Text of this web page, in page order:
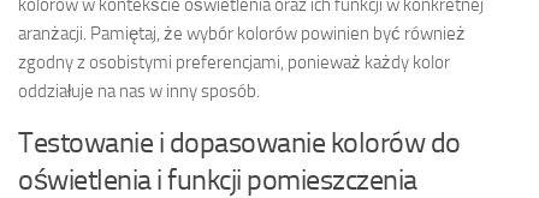
kolorów w kontekście oświetlenia oraz ich funkcji w konkretnej
aranżacji. Pamiętaj, że wybór kolorów powinien być również
zgodny z osobistymi preferencjami, ponieważ każdy kolor
oddziałuje na nas w inny sposób.
Testowanie i dopasowanie kolorów do
oświetlenia i funkcji pomieszczenia